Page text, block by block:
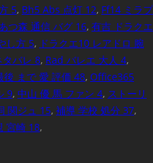
5, Bh5 Abs 点灯 12, Ff14 ミラプ
つ森 通信 バグ 16, 有吉 ドラクエ
し方 5, ドラクエ10 レアドロ 腕
タバレ 8, Rad バレエ 大人 4,
後 まで 愛 評価 48, Office365
9, 中山 優 馬 ファン 4, ストーリ
関ジュ 15, 補導 学校 処分 37,
宮崎 18,